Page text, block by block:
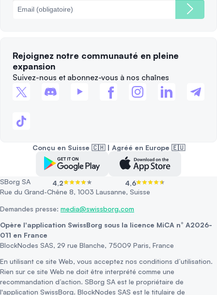
Rejoignez notre communauté en pleine
expansion
Suivez-nous et abonnez-vous à nos chaînes
Conçu en Suisse 🇨🇭 | Agréé en Europe 🇪🇺
4,2 4,6
SBorg SA
Rue du Grand-Chêne 8, 1003 Lausanne, Suisse
Demandes presse: media@swissborg.com
Opère l'application SwissBorg sous la licence MiCA n° A2026-
011 en France
BlockNodes SAS, 29 rue Blanche, 75009 Paris, France
En utilisant ce site Web, vous acceptez nos conditions d’utilisation.
Rien sur ce site Web ne doit être interprété comme une
recommandation d’action. SBorg SA est le propriétaire de
l'application SwissBorg. BlockNodes SAS est le titulaire de